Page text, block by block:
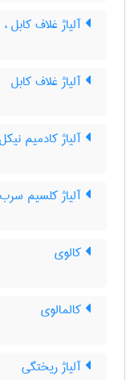
آلیاژ غلاف کابل
آلیاژ غلاف کابل
آلیاژ کادمیم نیکل
آلیاژ کلسیم سرب
کالوی
کالمالوی
آلیاژ ریختگی